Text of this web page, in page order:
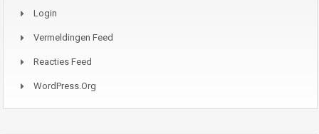
Login
Vermeldingen Feed
Reacties Feed
WordPress.org